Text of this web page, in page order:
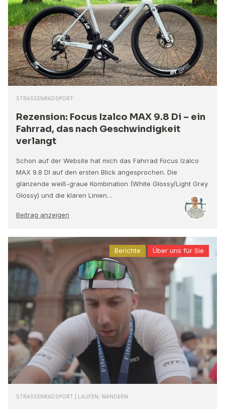
STRASSENRADSPORT
Rezension: Focus Izalco MAX 9.8 Di – ein
Fahrrad, das nach Geschwindigkeit
verlangt
Schon auf der Website hat mich das Fahrrad Focus Izalco
MAX 9.8 DI auf den ersten Blick angesprochen. Die
glänzende weiß-graue Kombination (White Glossy/Light Grey
Glossy) und die klaren Linien…
Beitrag anzeigen
Berichte Über uns für Sie
STRASSENRADSPORT | LAUFEN, WANDERN